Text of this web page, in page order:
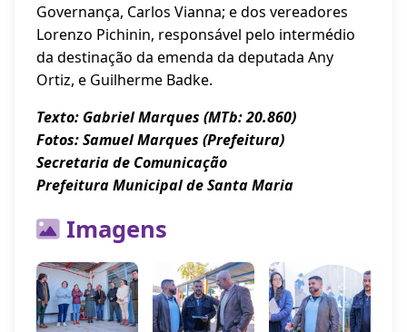
Governança, Carlos Vianna; e dos vereadores
Lorenzo Pichinin, responsável pelo intermédio
da destinação da emenda da deputada Any
Ortiz, e Guilherme Badke.
Texto: Gabriel Marques (MTb: 20.860)
Fotos: Samuel Marques (Prefeitura)
Secretaria de Comunicação
Prefeitura Municipal de Santa Maria
Imagens